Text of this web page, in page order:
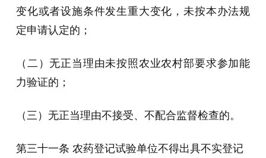
变化或者设施条件发生重大变化，未按本办法规
定申请认定的；
（二）无正当理由未按照农业农村部要求参加能
力验证的；
（三）无正当理由不接受、不配合监督检查的。
第三十一条 农药登记试验单位不得出具不实登记